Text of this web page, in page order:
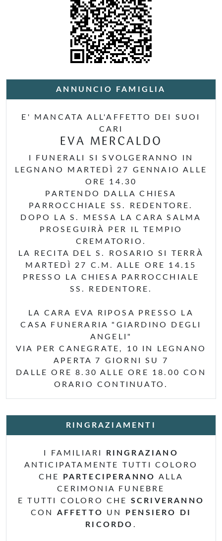
ANNUNCIO FAMIGLIA
E' MANCATA ALL'AFFETTO DEI SUOI
CARI
EVA MERCALDO
I FUNERALI SI SVOLGERANNO IN
LEGNANO MARTEDÌ 27 GENNAIO ALLE
ORE 14.30
PARTENDO DALLA CHIESA
PARROCCHIALE SS. REDENTORE.
DOPO LA S. MESSA LA CARA SALMA
PROSEGUIRÀ PER IL TEMPIO
CREMATORIO.
LA RECITA DEL S. ROSARIO SI TERRÀ
MARTEDÌ 27 C.M. ALLE ORE 14.15
PRESSO LA CHIESA PARROCCHIALE
SS. REDENTORE.
LA CARA EVA RIPOSA PRESSO LA
CASA FUNERARIA "GIARDINO DEGLI
ANGELI"
VIA PER CANEGRATE, 10 IN LEGNANO
APERTA 7 GIORNI SU 7
DALLE ORE 8.30 ALLE ORE 18.00 CON
ORARIO CONTINUATO.
RINGRAZIAMENTI
I FAMILIARI
RINGRAZIANO
ANTICIPATAMENTE TUTTI COLORO
CHE
PARTECIPERANNO
ALLA
CERIMONIA FUNEBRE
E TUTTI COLORO CHE SCRIVERANNO
CON AFFETTO UN
PENSIERO DI
RICORDO .